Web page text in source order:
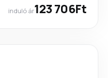
induló ár123 706Ft